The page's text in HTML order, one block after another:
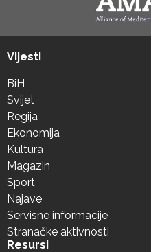
Vijesti
BiH
Svijet
Regija
Ekonomija
Kultura
Magazin
Sport
Najave
Servisne informacije
Stranačke aktivnosti
Resursi